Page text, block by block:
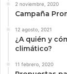
2 noviembre, 2020
Campaña
12 agosto, 2021
¿A quién y
climático?
11 febrero, 2020